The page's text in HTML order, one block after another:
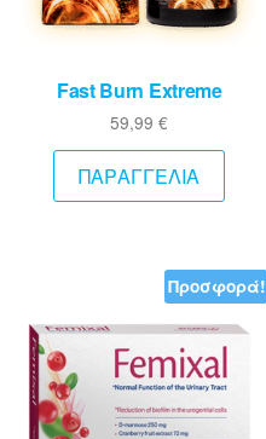
Fast Burn Extreme
59,99€
ΠΑΡΑΓΓΕΛΙΑ
Προσφορά!